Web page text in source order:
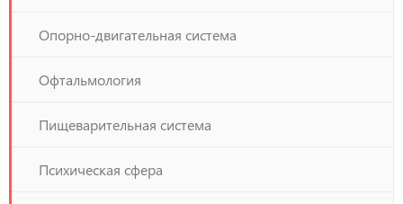
Опорно-двигательная система
Офтальмология
Пищеварительная система
Психическая сфера